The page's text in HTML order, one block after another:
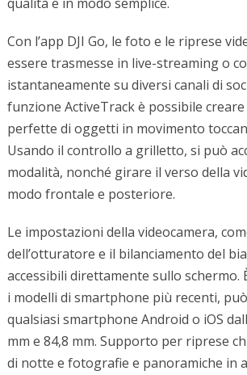
Con l’app DJI Go, le foto e le riprese
essere trasmesse in live-streaming o
istantaneamente su diversi canali di
funzione ActiveTrack è possibile
perfette di oggetti in movimento
Usando il controllo a grilletto, si può
modalità, nonché girare il verso della
modo frontale e posteriore.
Le impostazioni della videocamera,
dell’otturatore e il bilanciamento del
accessibili direttamente sullo schermo.
i modelli di smartphone più recenti,
qualsiasi smartphone Android o iOS
mm e 84,8 mm. Supporto per riprese
di notte e fotografie e panoramiche in